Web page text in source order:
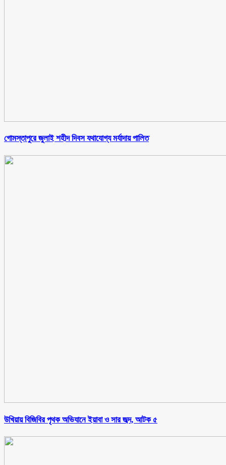
গোমস্তাপুরে জুলাই শহীদ দিবস যথাযোগ্য মর্যাদায় পালিত
উখিয়ায় বিজিবির পৃথক অভিযানে ইয়াবা ও সার জব্দ, আটক ৫